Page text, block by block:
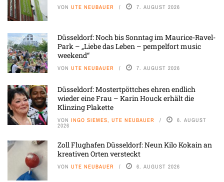
VON UTE NEUBAUER 7. AUGUST 2026
Düsseldorf: Noch bis Sonntag im Maurice-Ravel-
Park – „Liebe das Leben – pempelfort music
weekend“
VON UTE NEUBAUER 7. AUGUST 2026
Düsseldorf: Mostertpöttches ehren endlich
wieder eine Frau – Karin Houck erhält die
Klinzing Plakette
VON INGO SIEMES, UTE NEUBAUER 6. AUGUST
2026
Zoll Flughafen Düsseldorf: Neun Kilo Kokain an
kreativen Orten versteckt
VON UTE NEUBAUER 6. AUGUST 2026